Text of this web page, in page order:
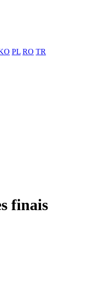
PL RO TR
finais